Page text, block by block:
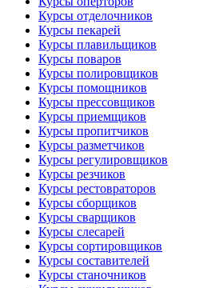
Курсы отделочников
Курсы пекарей
Курсы плавильщиков
Курсы поваров
Курсы полировщиков
Курсы помощников
Курсы прессовщиков
Курсы приемщиков
Курсы пропитчиков
Курсы разметчиков
Курсы регулировщиков
Курсы резчиков
Курсы рестовраторов
Курсы сборщиков
Курсы сварщиков
Курсы слесарей
Курсы сортировщиков
Курсы составителей
Курсы станочников